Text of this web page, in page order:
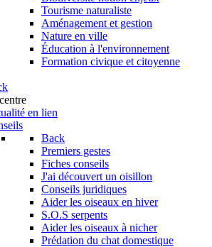
Tourisme naturaliste
Aménagement et gestion
Nature en ville
Éducation à l'environnement
Formation civique et citoyenne
en lien
Back
Premiers gestes
Fiches conseils
J'ai découvert un oisillon
Conseils juridiques
Aider les oiseaux en hiver
S.O.S serpents
Aider les oiseaux à nicher
Prédation du chat domestique